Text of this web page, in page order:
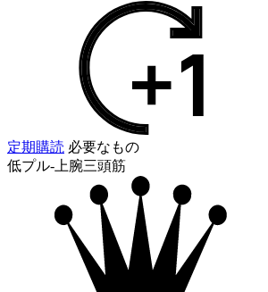
定期購読 必要なもの
低プル-上腕三頭筋